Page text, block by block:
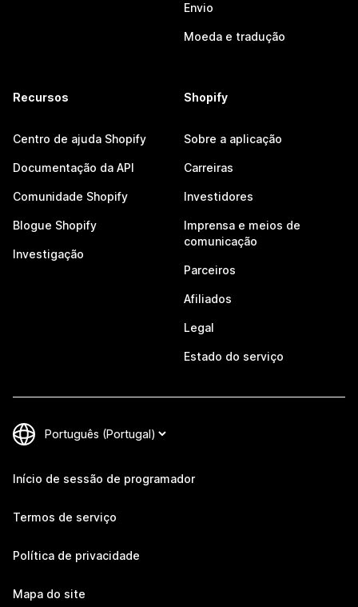
Envio
Moeda e tradução
Recursos
Centro de ajuda Shopify
Documentação da API
Comunidade Shopify
Blogue Shopify
Investigação
Shopify
Sobre a aplicação
Carreiras
Investidores
Imprensa e meios de
comunicação
Parceiros
Afiliados
Legal
Estado do serviço
Início de sessão de programador
Termos de serviço
Política de privacidade
Mapa do site